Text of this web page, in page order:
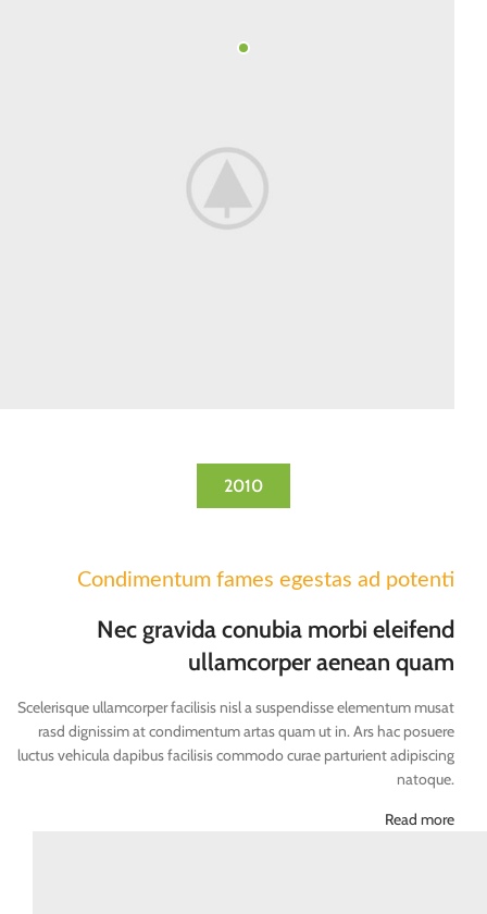
2010
Condimentum fames egestas ad potenti
Nec gravida conubia morbi eleifend
ullamcorper aenean quam
Scelerisque ullamcorper facilisis nisl a suspendisse elementum musat
rasd dignissim at condimentum artas quam ut in. Ars hac posuere
luctus vehicula dapibus facilisis commodo curae parturient adipiscing
natoque.
Read more